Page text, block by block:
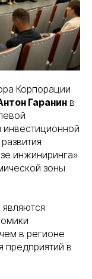
Корпорации
Гаранинв
инжиниринга»
зоны
в регионе
предприятий в